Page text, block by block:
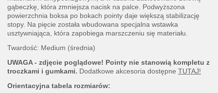
gąbeczkę, która zmniejsza nacisk na palce. Podwyższona
powierzchnia boksa po bokach pointy daje większą stabilizację
stopy. Na pięcie została wbudowana specjalna wstawka
usztywniająca, która zapobiega marszczeniu się materiału.
Twardość: Medium (średnia)
UWAGA - zdjęcie poglądowe! Pointy nie stanowią kompletu z
troczkami i gumkami. Dodatkowe akcesoria dostępne TUTAJ!
Orientacyjna tabela rozmiarów: